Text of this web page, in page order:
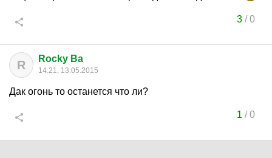
3/0
R Rocky Ba
14:21, 13.05.2015
Дак огонь то останется что ли?
1 /0